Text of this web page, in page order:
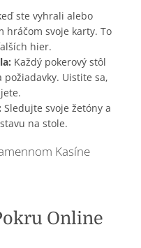
ste vyhrali alebo
hráčom svoje karty. To
hier.
Každý pokerový stôl
Uistite sa,
Sledujte svoje žetóny a
na stole.
Online